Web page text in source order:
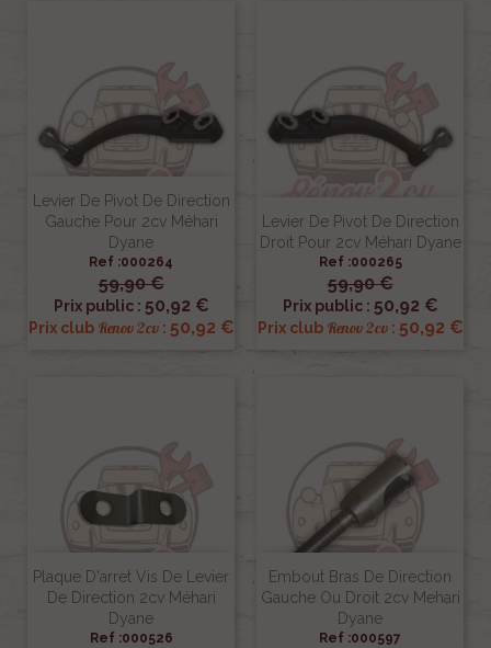
Levier De Pivot De Direction
Gauche Pour 2cv Méhari
Dyane
Ref :000264
59,90 €
Prix public : 50,92 €
Prix club Renov 2cv: 50,92 €
Levier De Pivot De Direction
Droit Pour 2cv Méhari Dyane
Ref :000265
59,90 €
Prix public : 50,92 €
Prix club Renov 2cv: 50,92 €
Plaque D'arret Vis De Levier
De Direction 2cv Méhari
Dyane
Ref :000526
Embout Bras De Direction
Gauche Ou Droit 2cv Mehari
Dyane
Ref :000597